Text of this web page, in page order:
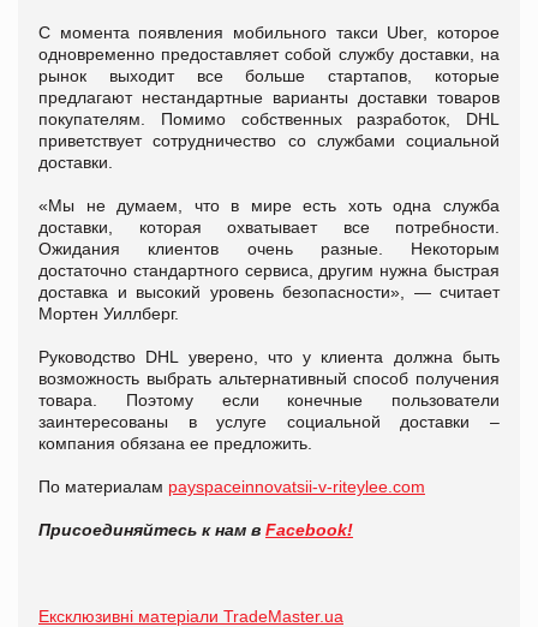
С момента появления мобильного такси Uber, которое
одновременно предоставляет собой службу доставки, на
рынок выходит все больше стартапов, которые
предлагают нестандартные варианты доставки товаров
покупателям. Помимо собственных разработок, DHL
приветствует сотрудничество со службами социальной
доставки.
«Мы не думаем, что в мире есть хоть одна служба
доставки, которая охватывает все потребности.
Ожидания клиентов очень разные. Некоторым
достаточно стандартного сервиса, другим нужна быстрая
доставка и высокий уровень безопасности», — считает
Мортен Уиллберг.
Руководство DHL уверено, что у клиента должна быть
возможность выбрать альтернативный способ получения
товара. Поэтому если конечные пользователи
заинтересованы в услуге социальной доставки –
компания обязана ее предложить.
По материалам payspaceinnovatsii-v-riteylee.com
Присоединяйтесь к нам в Facebook!
Ексклюзивні матеріали TradeMaster.ua